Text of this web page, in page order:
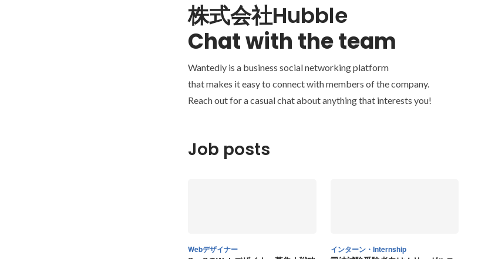
株式会社Hubble
Chat with the team
Wantedly is a business social networking platform
that makes it easy to connect with members of the company.
Reach out for a casual chat about anything that interests you!
Job posts
Webデザイナー インターン・Internship